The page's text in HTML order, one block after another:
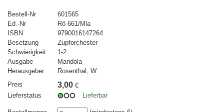
Bestell-Nr
601565
Ed.-Nr
Rö 661/Mla
ISBN
9790016147264
Besetzung
Zupforchester
Schwierigkeit
1-2
Ausgabe
Mandola
Herausgeber
Rosenthal, W.
Preis
3,00 €
Lieferstatus
Lieferbar